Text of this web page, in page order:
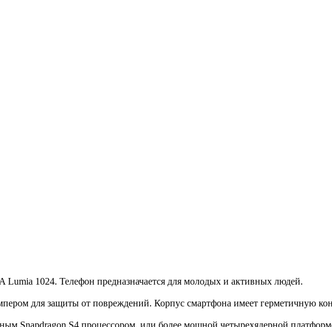
Lumia 1024. Телефон предназначается для молодых и активных людей.
для защиты от повреждений. Корпус смартфона имеет герметичную
Snapdragon S4 процессором, или более мощной четырехядерной